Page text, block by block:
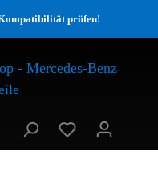
prüfen!